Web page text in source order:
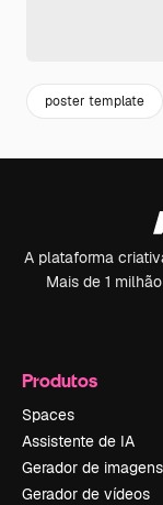
poster template
A plataforma
Mais de 1
Produtos
Spaces
Assistente de IA
Gerador de imagens
Gerador de vídeos